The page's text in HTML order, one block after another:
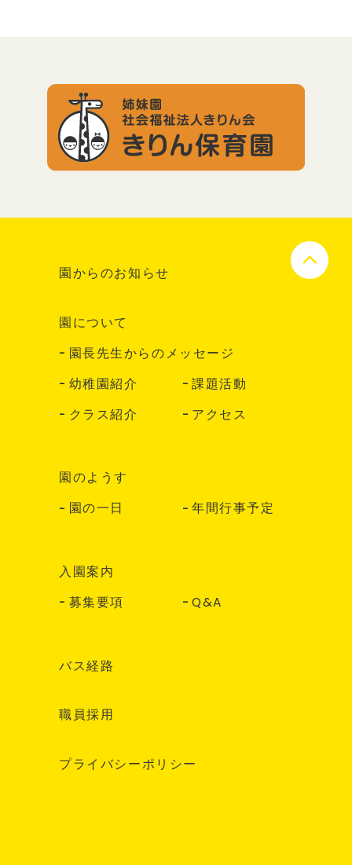
園からのお知らせ
園について
園長先生からのメッセージ
幼稚園紹介
課題活動
クラス紹介
アクセス
園のようす
園の一日
年間行事予定
入園案内
募集要項
Q&A
バス経路
職員採用
プライバシーポリシー